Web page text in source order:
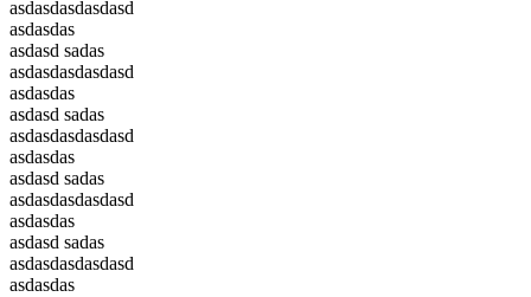
asdasdasdasdasd
asdasdas
asdasd sadas
asdasdasdasdasd
asdasdas
asdasd sadas
asdasdasdasdasd
asdasdas
asdasd sadas
asdasdasdasdasd
asdasdas
asdasd sadas
asdasdasdasdasd
asdasdas